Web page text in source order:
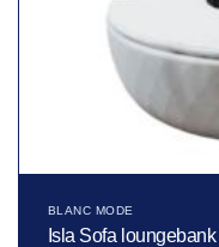
BLANC MODE
Isla Sofa loungebank